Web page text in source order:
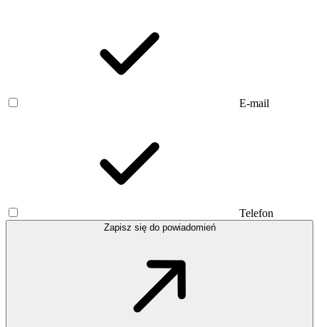
E-mail
Telefon
Zapisz się do powiadomień